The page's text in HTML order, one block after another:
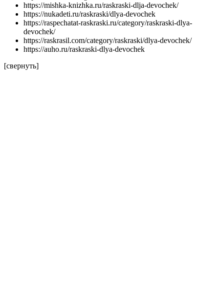
https://mishka-knizhka.ru/raskraski-dlja-devochek/
https://nukadeti.ru/raskraski/dlya-devochek
https://raspechatat-raskraski.ru/category/raskraski-dlya-
devochek/
https://raskrasil.com/category/raskraski/dlya-devochek/
https://auho.ru/raskraski-dlya-devochek
[свернуть]